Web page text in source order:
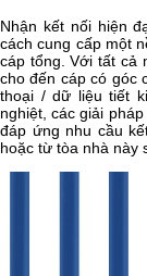
Nhận kết nối hiện
cách cung cấp một
cáp tổng. Với tất cả
cho đến cáp có góc
thoại / dữ liệu tiết
nghiệt, các giải pháp
đáp ứng nhu cầu
hoặc từ tòa nhà này